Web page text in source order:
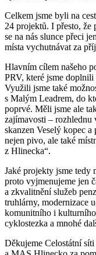
Celkem jsme byli na
24 projektů. I přesto, že
se na nás slunce přeci
místa vychutnávat za
Hlavním cílem našeho
PRV, které jsme
Využili jsme také
s Malým Leadrem, do
poprvé. Měli jsme ale
zajímavosti –
skanzen Veselý kopec
nejen pivo, ale také
z Hlinecka“.
Jaké projekty jsme tedy
proto vyjmenujeme jen
a zkvalitnění služeb
truhlárny, modernizace
komunitního i
cyklostezka a mnohé
Děkujeme Celostátní